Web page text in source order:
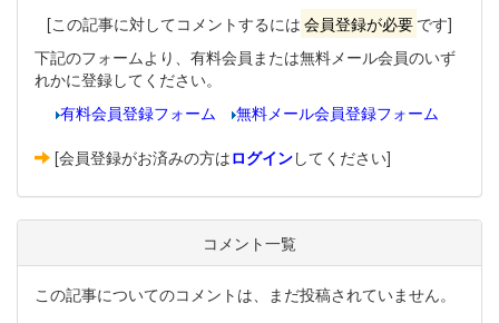
[この記事に対してコメントするには 会員登録が必要 です]
下記のフォームより、有料会員または無料メール会員のいず
れかに登録してください。
有料会員登録フォーム
無料メール会員登録フォーム
[会員登録がお済みの方はログインしてください]
コメント一覧
この記事についてのコメントは、まだ投稿されていません。